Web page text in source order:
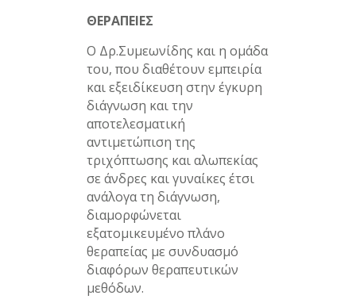
ΘΕΡΑΠΕΙΕΣ
Ο Δρ.Συμεωνίδης και η ομάδα
του, που διαθέτουν εμπειρία
και εξειδίκευση στην έγκυρη
διάγνωση και την
αποτελεσματική
αντιμετώπιση της
τριχόπτωσης και αλωπεκίας
σε άνδρες και γυναίκες έτσι
ανάλογα τη διάγνωση,
διαμορφώνεται
εξατομικευμένο πλάνο
θεραπείας με συνδυασμό
διαφόρων θεραπευτικών
μεθόδων.